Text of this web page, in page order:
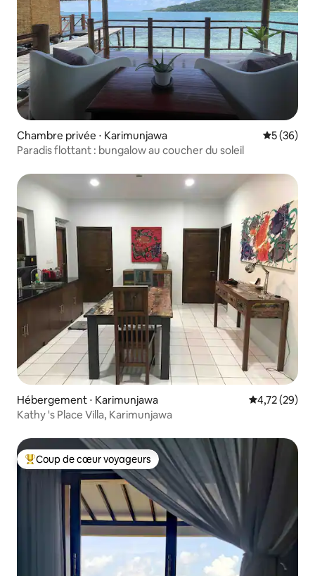
Chambre privée ⋅ Karimunjawa
5 (36)
Paradis flottant : bungalow au coucher du soleil
Hébergement ⋅ Karimunjawa Évaluation
4,72 (29)
Kathy 's Place Villa, Karimunjawa
Coups de cœur voyageurs les plus appréciés
Coup de cœur voyageurs